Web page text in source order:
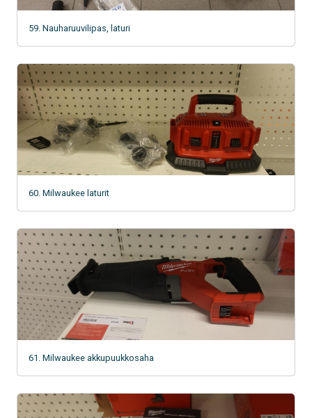
59. Nauharuuvilipas, laturi
60. Milwaukee laturit
61. Milwaukee akkupuukkosaha